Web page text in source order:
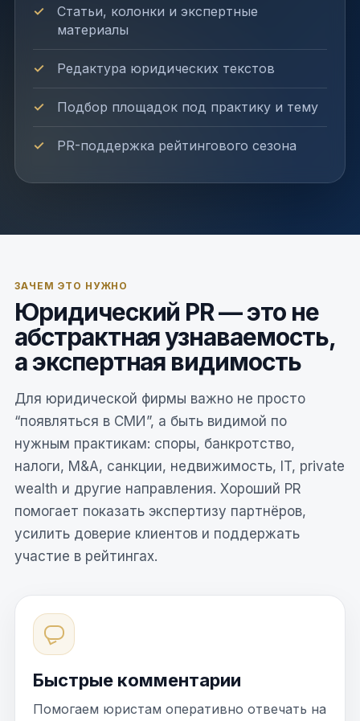
Статьи, колонки и экспертные
материалы
Редактура юридических текстов
Подбор площадок под практику и тему
PR-поддержка рейтингового сезона
ЗАЧЕМ ЭТО НУЖНО
Юридический PR — это не
абстрактная узнаваемость,
а экспертная видимость
Для юридической фирмы важно не просто
“появляться в СМИ”, а быть видимой по
нужным практикам: споры, банкротство,
налоги, M&A, санкции, недвижимость, IT, private
wealth и другие направления. Хороший PR
помогает показать экспертизу партнёров,
усилить доверие клиентов и поддержать
участие в рейтингах.
Быстрые комментарии
Помогаем юристам оперативно отвечать на